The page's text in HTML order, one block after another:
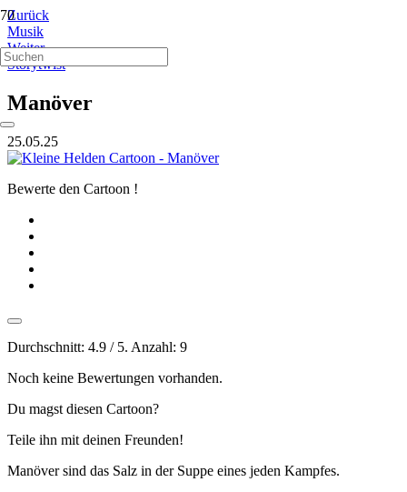
Zurück
Musik
Weiter
Storytwist
Manöver
25.05.25
Bewerte den Cartoon !
Durchschnitt: 4.9 / 5. Anzahl: 9
Noch keine Bewertungen vorhanden.
Du magst diesen Cartoon?
Teile ihn mit deinen Freunden!
Manöver sind das Salz in der Suppe eines jeden Kampfes.